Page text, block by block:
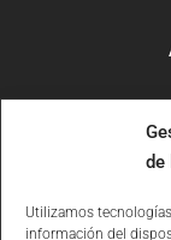
de
Utilizamos
información del